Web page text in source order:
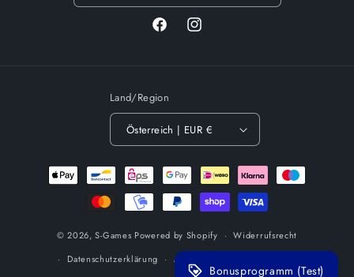
FacebookInstagram
Land/Region
Österreich | EUR €
Zahlungsmethoden
© 2026,S-Games Powered by Shopify
Widerrufsrecht
Datenschutzerklärung
AGB
Bonusprogramm (Test)